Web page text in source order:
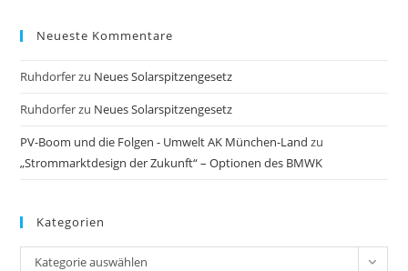
Neueste Kommentare
Ruhdorferzu Neues Solarspitzengesetz
Ruhdorferzu Neues Solarspitzengesetz
PV-Boom und die Folgen - Umwelt AK München-Land zu
„Strommarktdesign der Zukunft“ – Optionen des BMWK
Kategorien
Kategorien
Kategorie auswählen